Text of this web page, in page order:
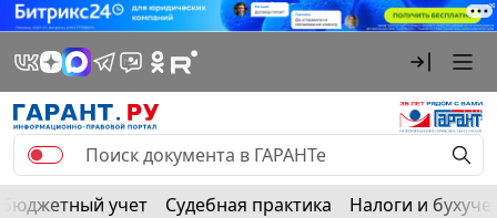
Бюджетный учет Судебная практика Налоги и